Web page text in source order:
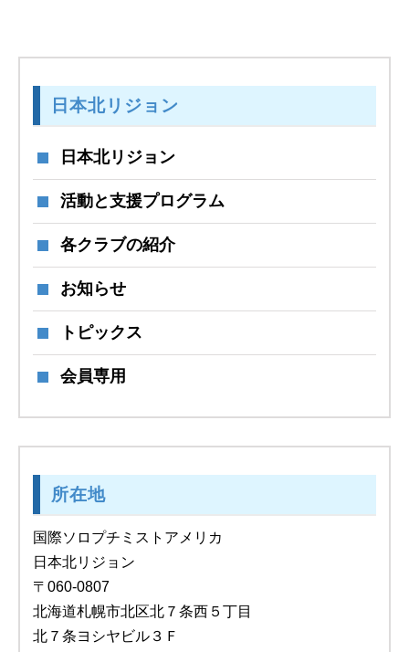
日本北リジョン
日本北リジョン
活動と支援プログラム
各クラブの紹介
お知らせ
トピックス
会員専用
所在地
国際ソロプチミストアメリカ
日本北リジョン
〒060-0807
北海道札幌市北区北７条西５丁目
北７条ヨシヤビル３Ｆ